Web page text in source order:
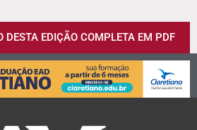
DESTA EDIÇÃO COMPLETA EM PDF